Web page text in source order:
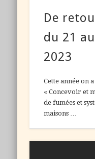
De
du 21
2023
Cette année on
« Concevoir et
de fumées et
maisons …